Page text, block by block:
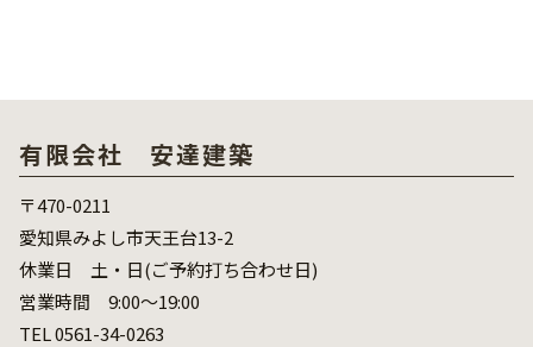
有限会社 安達建築
〒470-0211
愛知県みよし市天王台13-2
休業日 土・日(ご予約打ち合わせ日)
営業時間 9:00～19:00
TEL 0561-34-0263